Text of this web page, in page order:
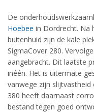
De
Hoebee in Dordrecht. Na
buitenhuid zijn de kale
SigmaCover 280.
aangebracht. Dit laatste
inéén. Het is uitermate
vanwege zijn slijtvastheid
380 heeft daarnaast
bestand tegen goed